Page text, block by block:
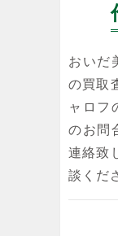
おいだ
の買取
ャロフ
のお問
連絡致
談くだ